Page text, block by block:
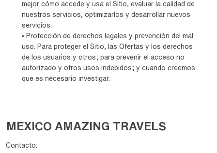
mejor cómo accede y usa el Sitio, evaluar la calidad de
nuestros servicios, optimizarlos y desarrollar nuevos
servicios.
• Protección de derechos legales y prevención del mal
uso. Para proteger el Sitio, las Ofertas y los derechos
de los usuarios y otros; para prevenir el acceso no
autorizado y otros usos indebidos; y cuando creemos
que es necesario investigar.
MEXICO AMAZING TRAVELS
Contacto: